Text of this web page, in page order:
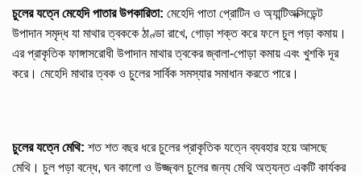
চুলের যত্নে মেহেদি পাতার উপকারিতা: মেহেদি পাতা প্রোটিন ও অ্যান্টিঅক্সিডেন্ট
উপাদান সমৃদ্ধ যা মাথার ত্বককে ঠাণ্ডা রাখে, গোড়া শক্ত করে ফলে চুল পড়া কমায়।
এর প্রাকৃতিক ফাঙ্গাসরোধী উপাদান মাথার ত্বকের জ্বালা-পোড়া কমায় এবং খুশকি দূর
করে। মেহেদি মাথার ত্বক ও চুলের সার্বিক সমস্যার সমাধান করতে পারে।
চুলের যত্নে মেথি: শত শত বছর ধরে চুলের প্রাকৃতিক যত্নে ব্যবহার হয়ে আসছে
মেথি। চুল পড়া বন্ধে, ঘন কালো ও উজ্জ্বল চুলের জন্য মেথি অত্যন্ত একটি কার্যকর